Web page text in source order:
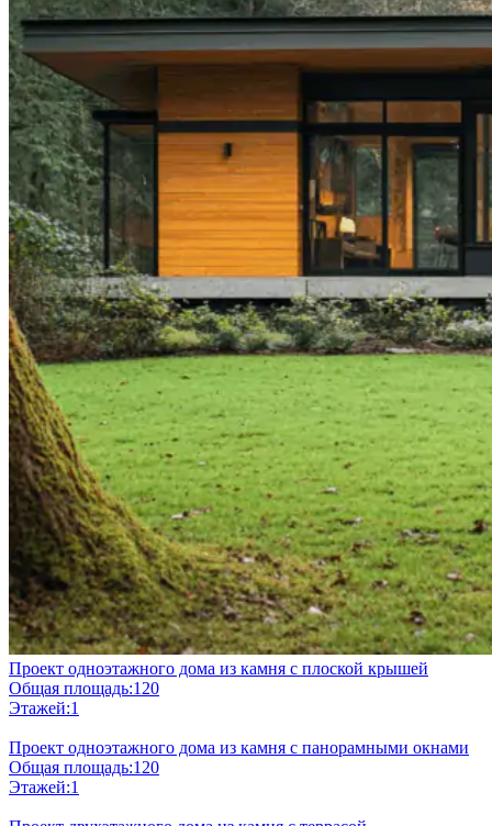
Проект одноэтажного дома из камня с плоской крышей
Общая площадь:120
Этажей:1
Проект одноэтажного дома из камня с панорамными окнами
Общая площадь:120
Этажей:1